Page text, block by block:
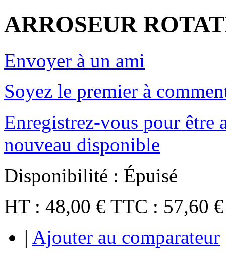
ARROSEUR
Envoyer à un ami
Soyez le premier à
Enregistrez-vous pour être
nouveau disponible
Disponibilité : Épuisé
HT : 48,00 € TTC : 57,60 €
| Ajouter au comparateur